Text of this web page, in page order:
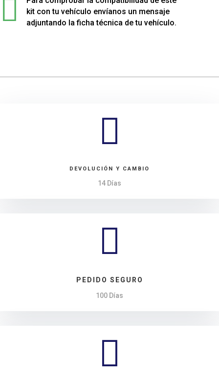
Renault

kit con tu vehículo envíanos un mensaje
adjuntando la ficha técnica de tu vehículo.

DEVOLUCIÓN Y CAMBIO
14 Días

PEDIDO SEGURO
100 Días
